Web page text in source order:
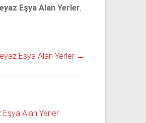
Eşya Alan Yerler,
Eşya Alan Yerler →